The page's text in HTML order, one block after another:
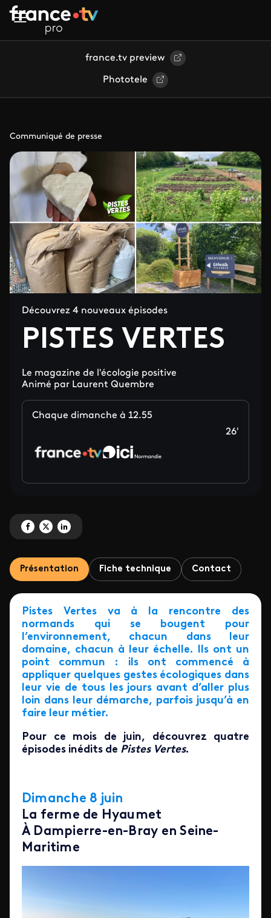
Aller au contenu principal
france.tv preview
Phototele
Communiqué de presse
Découvrez 4 nouveaux épisodes
PISTES VERTES
Le magazine de l'écologie positive
Animé par Laurent Quembre
Chaque dimanche à 12.55
26'
Partagez 'PISTES VERTES ' sur Facebook
Partagez 'PISTES VERTES ' sur X
Partagez 'PISTES VERTES ' sur LinkedIn
Présentation Fiche technique Contact
Pistes Vertes va à la rencontre des
normands qui se bougent pour
l’environnement, chacun dans leur
domaine, chacun à leur échelle. Ils ont un
point commun : ils ont commencé à
appliquer quelques gestes écologiques dans
leur vie de tous les jours avant d’aller plus
loin dans leur démarche, parfois jusqu’à en
faire leur métier.
Pour ce mois de juin, découvrez quatre
épisodes inédits de Pistes Vertes.
Dimanche 8 juin
La ferme de Hyaumet
ÀDampierre-en-Bray en Seine-
Maritime